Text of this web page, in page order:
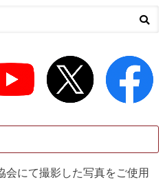
会にて撮影した写真をご使用